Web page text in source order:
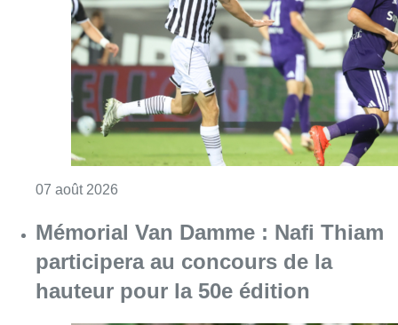
07 août 2026
Mémorial Van Damme : Nafi Thiam
participera au concours de la
hauteur pour la 50e édition